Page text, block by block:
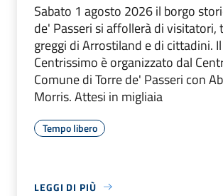
Sabato 1 agosto 2026 il borgo
de' Passeri si affollerà di visitatori,
greggi di Arrostiland e di cittadini. Il
Centrissimo è organizzato dal
Comune di Torre de' Passeri con
Morris. Attesi in migliaia
Tempo libero
LEGGI DI PIÙ